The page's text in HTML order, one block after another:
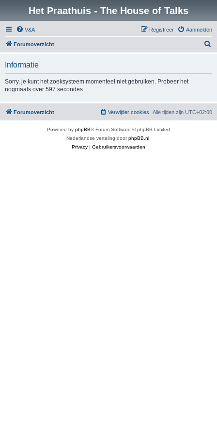
Het Praathuis - The House of Talks
V&A Aanmelden
Registreer
Forumoverzicht
Informatie
Sorry, je kunt het zoeksysteem momenteel niet gebruiken. Probeer het
nogmaals over 597 secondes.
Forumoverzicht Alle tijden zijn UTC+02:00
Verwijder cookies
Powered by phpBB® Forum Software © phpBB Limited
Nederlandse vertaling doorphpBB.nl
Privacy | Gebruikersvoorwaarden